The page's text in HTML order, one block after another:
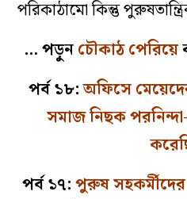
পরিকাঠামো কিন্তু
… পড়ুনচৌকাঠ পেরিয়ে
পর্ব ১৮:অফিসে
সমাজ নিছক
পর্ব ১৭:পুরুষ সহকর্মীদের